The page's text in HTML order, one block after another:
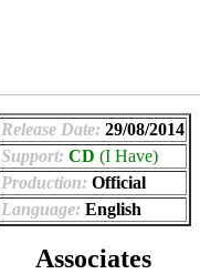
Release Date: 29/08/2014
Support: CD (I Have)
Production: Official
Language: English
Associates